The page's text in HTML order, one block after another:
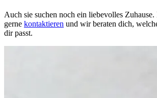
Auch sie suchen noch ein liebevolles Zuhause.
gerne kontaktieren und wir beraten dich,
dir passt.